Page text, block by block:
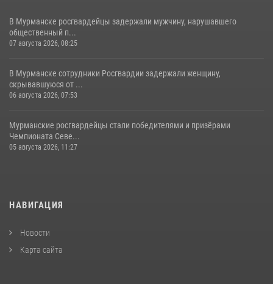
В Мурманске росгвардейцы задержали мужчину, нарушавшего
общественный п...
07 августа 2026, 08:25
В Мурманске сотрудники Росгвардии задержали женщину,
скрывавшуюся от ...
06 августа 2026, 07:53
Мурманские росгвардейцы стали победителями и призёрами
Чемпионата Севе...
05 августа 2026, 11:27
НАВИГАЦИЯ
Новости
Карта сайта